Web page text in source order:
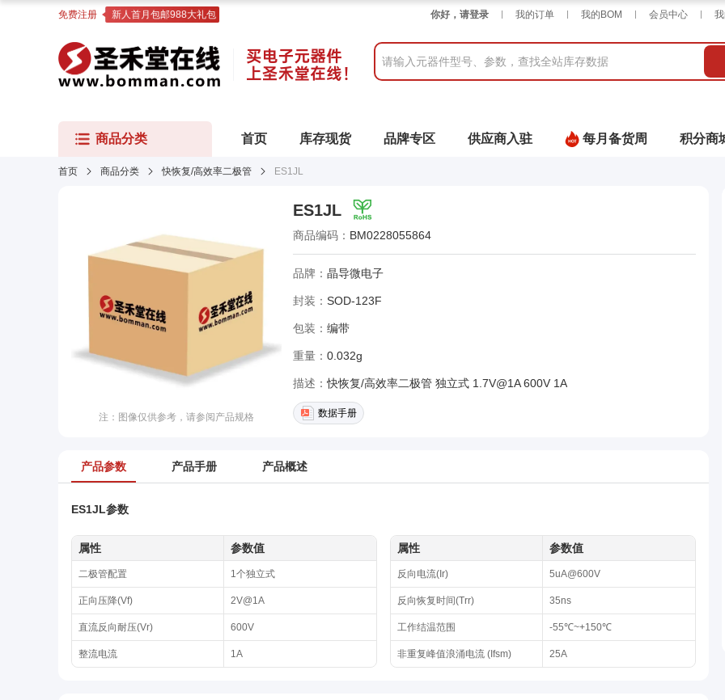
免费注册 新人首月包邮988大礼包 你好，请登录 我的订单 我的BOM 会员中心
商品分类 首页 库存现货 品牌专区 供应商入驻 每月备货周 积分商
首页 商品分类 快恢复/高效率二极管 ES1JL
注：图像仅供参考，请参阅产品规格
ES1JL
商品编码： BM0228055864
品牌： 晶导微电子
封装： SOD-123F
包装： 编带
重量： 0.032g
描述： 快恢复/高效率二极管 独立式 1.7V@1A 600V 1A
数据手册
产品参数 产品手册 产品概述
ES1JL参数
属性 参数值
二极管配置 1个独立式
正向压降(Vf) 2V@1A
直流反向耐压(Vr) 600V
整流电流 1A
属性 参数值
反向电流(Ir) 5uA@600V
反向恢复时间(Trr) 35ns
工作结温范围 -55℃~+150℃
非重复峰值浪涌电流 (Ifsm) 25A